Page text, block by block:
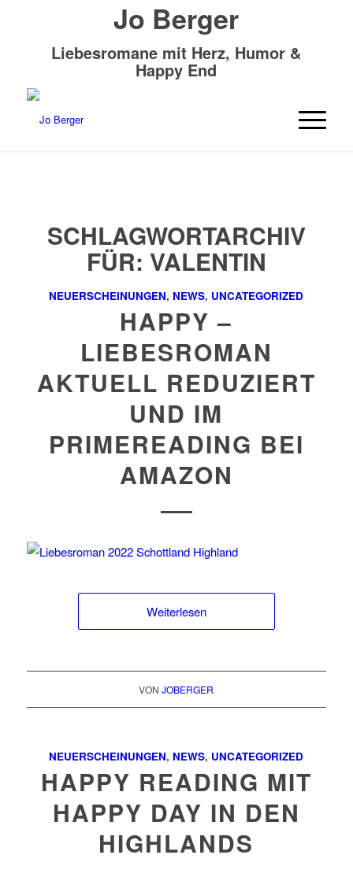
Jo Berger
Liebesromane mit Herz, Humor &
Happy End
SCHLAGWORTARCHIV
FÜR: VALENTIN
NEUERSCHEINUNGEN, NEWS, UNCATEGORIZED
HAPPY –
LIEBESROMAN
AKTUELL REDUZIERT
UND IM
PRIMEREADING BEI
AMAZON
Weiterlesen
VONJOBERGER
NEUERSCHEINUNGEN, NEWS, UNCATEGORIZED
HAPPY READING MIT
HAPPY DAY IN DEN
HIGHLANDS